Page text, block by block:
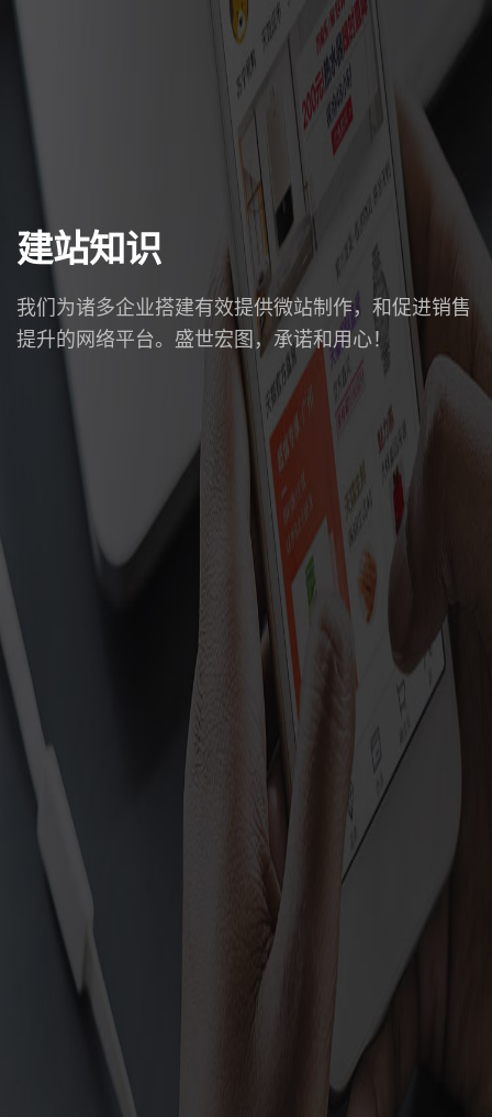
建站知识
我们为诸多企业搭建有效提供微站制作，和促进销售
提升的网络平台。盛世宏图，承诺和用心！